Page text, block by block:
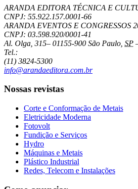
ARANDA EDITORA TÉCNICA E
CNPJ: 55.922.157.0001-66
ARANDA EVENTOS E CONGRESSOS
CNPJ: 03.598.920/0001-41
Al. Olga, 315– 01155-900 São Paulo SP
Tel.:
(11) 3824-5300
info@arandaeditora.com.br
Nossas revistas
Corte e Conformação de Metais
Eletricidade Moderna
Fotovolt
Fundição e Serviços
Hydro
Máquinas e Metais
Plástico Industrial
Redes, Telecom e Instalações